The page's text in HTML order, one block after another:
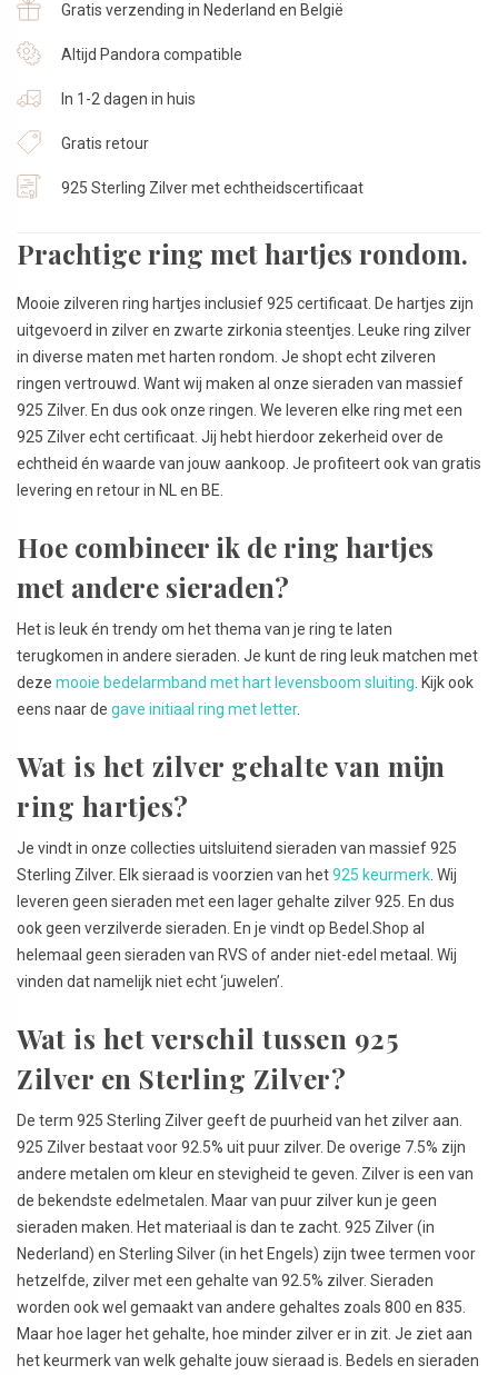
Gratis verzending in Nederland en België
Altijd Pandora compatible
In 1-2 dagen in huis
Gratis retour
925 Sterling Zilver met echtheidscertificaat
Prachtige ring met hartjes rondom.
Mooie zilveren ring hartjes inclusief 925 certificaat. De hartjes zijn
uitgevoerd in zilver en zwarte zirkonia steentjes. Leuke ring zilver
in diverse maten met harten rondom. Je shopt echt zilveren
ringen vertrouwd. Want wij maken al onze sieraden van massief
925 Zilver. En dus ook onze ringen. We leveren elke ring met een
925 Zilver echt certificaat. Jij hebt hierdoor zekerheid over de
echtheid én waarde van jouw aankoop. Je profiteert ook van gratis
levering en retour in NL en BE.
Hoe combineer ik de ring hartjes
met andere sieraden?
Het is leuk én trendy om het thema van je ring te laten
terugkomen in andere sieraden. Je kunt de ring leuk matchen met
deze mooie bedelarmband met hart levensboom sluiting . Kijk ook
eens naar de gave initiaal ring met letter.
Wat is het zilver gehalte van mijn
ring hartjes?
Je vindt in onze collecties uitsluitend sieraden van massief 925
Sterling Zilver. Elk sieraad is voorzien van het925 keurmerk . Wij
leveren geen sieraden met een lager gehalte zilver 925. En dus
ook geen verzilverde sieraden. En je vindt op Bedel.Shop al
helemaal geen sieraden van RVS of ander niet-edel metaal. Wij
vinden dat namelijk niet echt ‘juwelen’.
Wat is het verschil tussen 925
Zilver en Sterling Zilver?
De term 925 Sterling Zilver geeft de puurheid van het zilver aan.
925 Zilver bestaat voor 92.5% uit puur zilver. De overige 7.5% zijn
andere metalen om kleur en stevigheid te geven. Zilver is een van
de bekendste edelmetalen. Maar van puur zilver kun je geen
sieraden maken. Het materiaal is dan te zacht. 925 Zilver (in
Nederland) en Sterling Silver (in het Engels) zijn twee termen voor
hetzelfde, zilver met een gehalte van 92.5% zilver. Sieraden
worden ook wel gemaakt van andere gehaltes zoals 800 en 835.
Maar hoe lager het gehalte, hoe minder zilver er in zit. Je ziet aan
het keurmerk van welk gehalte jouw sieraad is. Bedels en sieraden